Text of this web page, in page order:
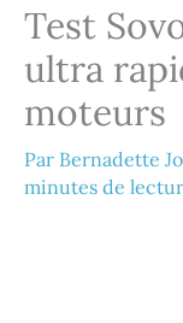
Test
ultra
moteurs
Par Bernadette
minutes de